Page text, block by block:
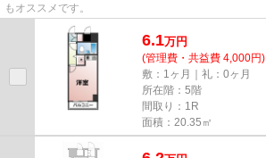
もオススメです。
6.1万円
(管理費・共益費 4,000円)
敷：1ヶ月｜礼：0ヶ月
所在階：5階
間取り：1R
面積：20.35㎡